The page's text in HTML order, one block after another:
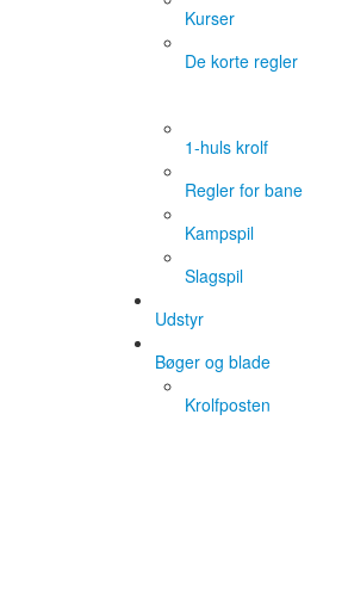
Kurser
De korte regler
1-huls krolf
Regler for bane
Kampspil
Slagspil
Udstyr
Bøger og blade
Krolfposten